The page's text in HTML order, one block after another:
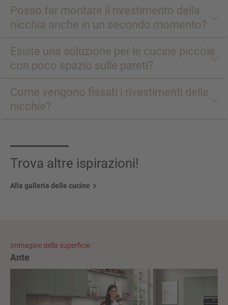
Posso far montare il rivestimento della
nicchia anche in un secondo momento?
Esiste una soluzione per le cucine piccole
con poco spazio sulle pareti?
Come vengono fissati i rivestimenti delle
nicchie?
Trova altre ispirazioni!
Alla galleria delle cucine
Immagine della superficie
Ante